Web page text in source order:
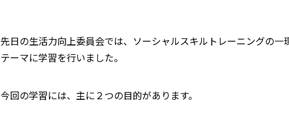
先日の生活力向上委員会では、ソーシャルスキルトレーニングの
テーマに学習を行いました。
今回の学習には、主に２つの目的があります。